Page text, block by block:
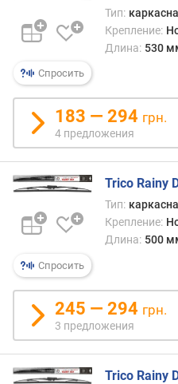
о
г
(
м
)
л
и
а
с
с
а
ж
и
р
с
Спросить
Тип:
Крепление:
Длина: 530
183 — 294 грн.
4 предложения
Спросить
Trico Rainy
Тип:
Крепление:
Длина: 500
245 — 294 грн.
3 предложения
Trico Rainy